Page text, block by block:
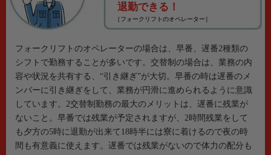
退勤できる！
［フォークリフトのオペレーター］
フォークリフトのオペレーターの場合は、早番、遅番2種類の
シフトで勤務することが多いです。交替制の場合は、業務の内
容や状況を共有する、“引き継ぎ”が大切。早番の時は遅番のメ
ンバーに引き継ぎをして、業務が円滑に進められるように意識
しています。2交替制勤務の最大のメリットは、遅番に残業が
ないこと。早番では残業が予定されますが、2時間残業をして
も夕方の5時に退勤が出来て18時半には寮に着けるので夜の時
間も有意義に使えます。遅番では残業がないので体力の配分も